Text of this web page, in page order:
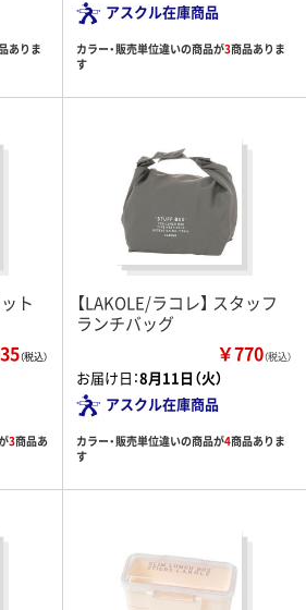
ありま
アスクル在庫商品
カラー・販売単位違いの商品が3商品ありま
す
ト
3商品あ
【LAKOLE/ラコレ】 スタッフ
ランチバッグ
￥770（税込）
お届け日：8月11日（火）
アスクル在庫商品
カラー・販売単位違いの商品が4商品ありま
す